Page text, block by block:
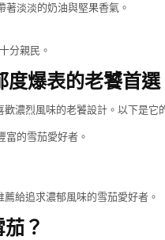
淡淡的奶油與堅果香氣。
分親民。
爆表的老饕首選
濃烈風味的老饕設計。以下是它
的雪茄愛好者。
給追求濃郁風味的雪茄愛好者。
？